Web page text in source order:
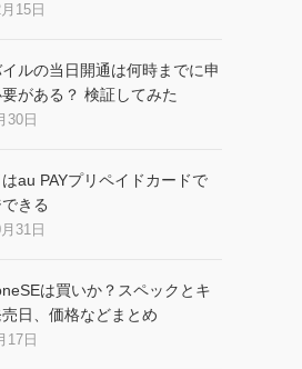
15日
ルの当日開通は何時までに申
要がある？ 検証してみた
30日
au PAYプリペイドカードで
きる
31日
は買いか？スペックとキ
日、価格などまとめ
17日